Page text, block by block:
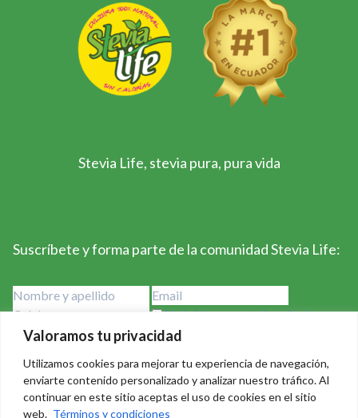
Valoramos tu privacidad
Utilizamos cookies para mejorar tu experiencia de navegación,
enviarte contenido personalizado y analizar nuestro tráfico. Al
continuar en este sitio aceptas el uso de cookies en el sitio
web. Términos y condiciones
Stevia Life, stevia pura, pura vida
Suscríbete y forma parte de la comunidad Stevia Life:
He leído y acepto los términos y
condiciones